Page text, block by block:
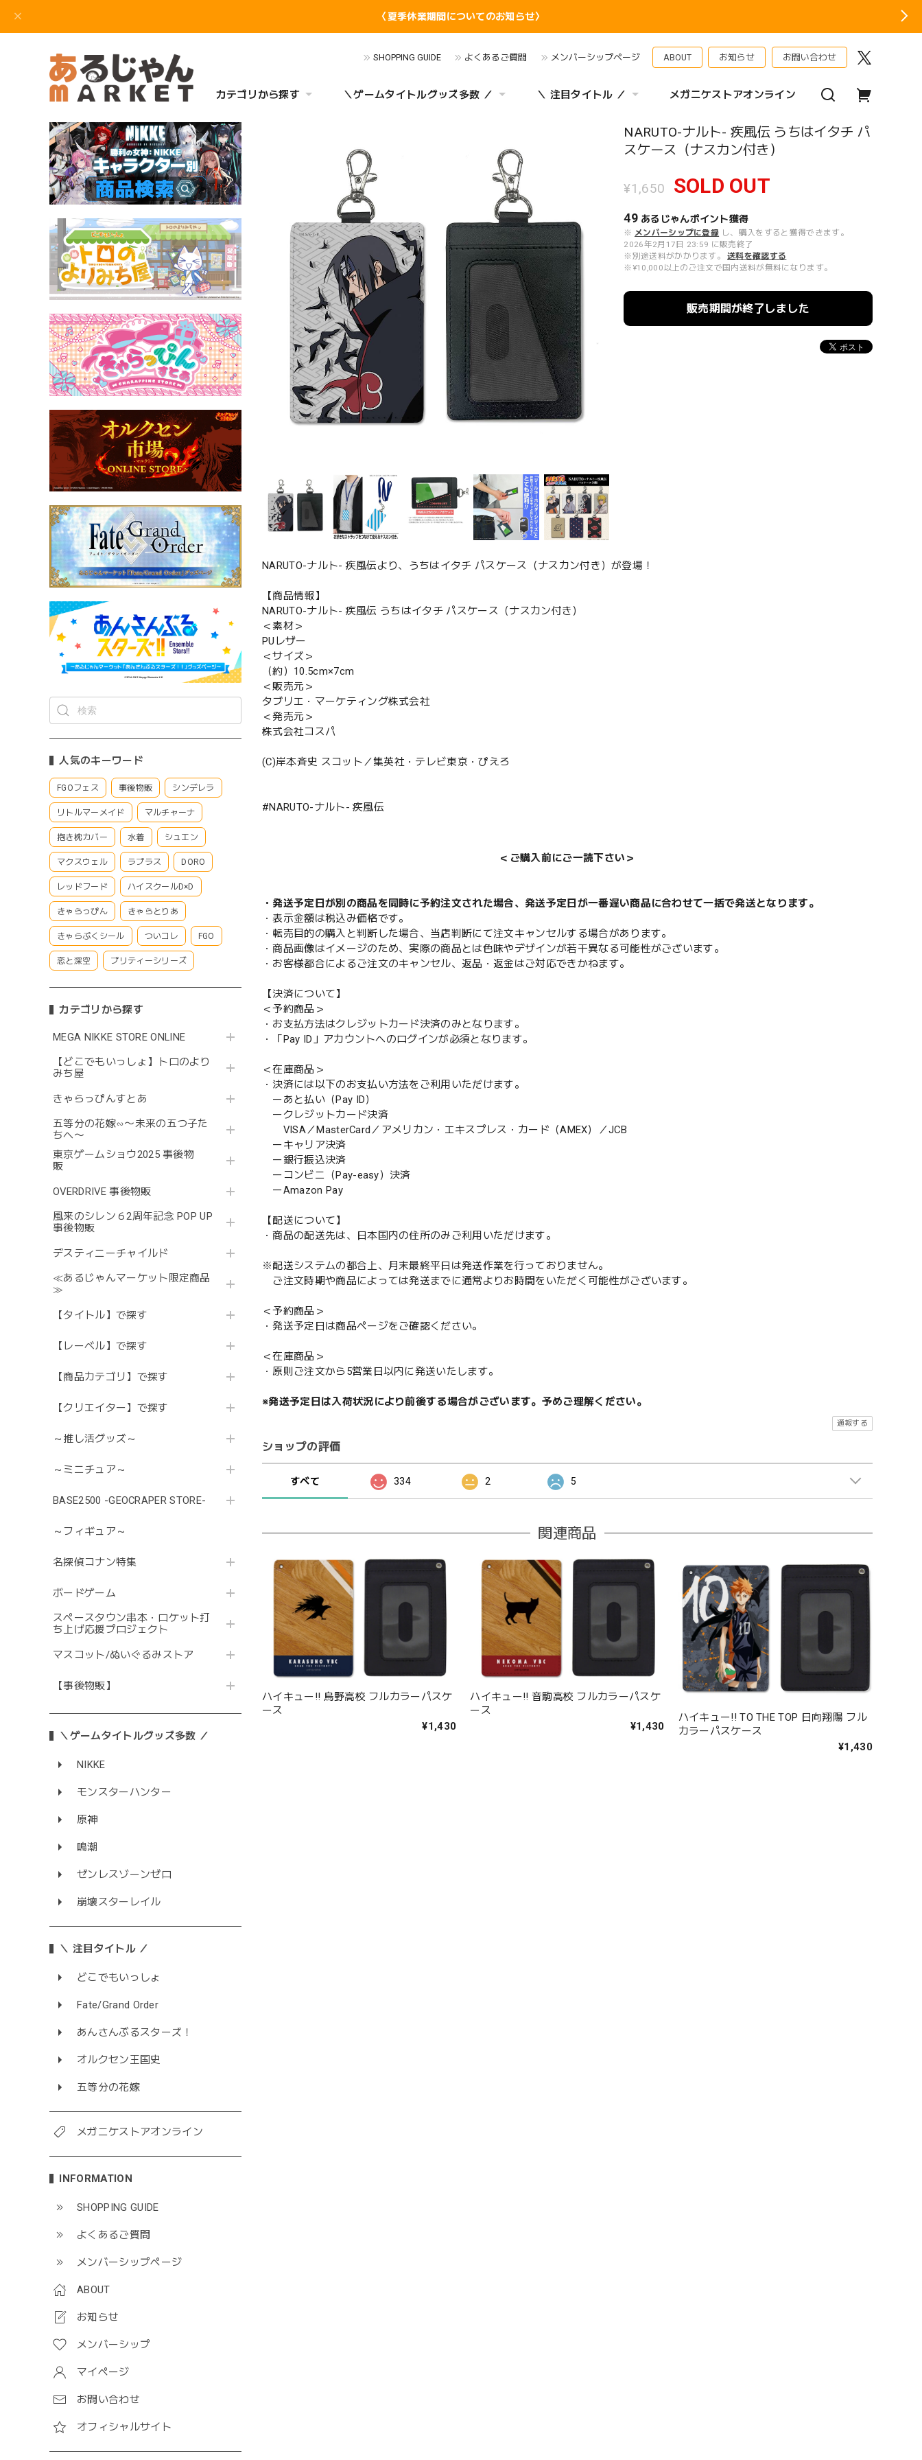
〈夏季休業期間についてのお知らせ〉
SHOPPING GUIDE よくあるご質問 メンバーシップページ ABOUT お知らせ お問い合わせ
カテゴリから探す ＼ゲームタイトルグッズ多数 ／ ＼ 注目タイトル ／ メガニケストアオンライン
人気のキーワード
FGOフェス 事後物販 シンデレラ
リトルマーメイド マルチャーナ
抱き枕カバー 水着 シュエン
マクスウェル ラプラス DORO
レッドフード ハイスクールD×D
きゃらっぴん きゃらとりあ
きゃらぷくシール ついコレ FGO
恋と深空 プリティーシリーズ
カテゴリから探す
MEGA NIKKE STORE ONLINE
【どこでもいっしょ】トロのより
みち屋
きゃらっぴんすとあ
五等分の花嫁∽〜未来の五つ子た
ちへ〜
東京ゲームショウ2025 事後物
販
OVERDRIVE 事後物販
風来のシレン６2周年記念 POP UP
事後物販
デスティニーチャイルド
≪あるじゃんマーケット限定商品
≫
【タイトル】で探す
【レーベル】で探す
【商品カテゴリ】で探す
【クリエイター】で探す
～推し活グッズ～
～ミニチュア～
BASE2500 -GEOCRAPER STORE-
～フィギュア～
名探偵コナン特集
ボードゲーム
スペースタウン串本・ロケット打
ち上げ応援プロジェクト
マスコット/ぬいぐるみストア
【事後物販】
＼ゲームタイトルグッズ多数 ／
NIKKE
モンスターハンター
原神
鳴潮
ゼンレスゾーンゼロ
崩壊スターレイル
＼ 注目タイトル ／
どこでもいっしょ
Fate/Grand Order
あんさんぶるスターズ！
オルクセン王国史
五等分の花嫁
メガニケストアオンライン
INFORMATION
SHOPPING GUIDE
よくあるご質問
メンバーシップページ
ABOUT
お知らせ
メンバーシップ
マイページ
お問い合わせ
オフィシャルサイト
NARUTO-ナルト- 疾風伝 うちはイタチ パ
スケース（ナスカン付き）
¥1,650 SOLD OUT
49 あるじゃんポイント獲得
※ メンバーシップに登録 し、購入をすると獲得できます。
2026年2月17日 23:59 に販売終了
※別途送料がかかります。
送料を確認する
※¥10,000以上のご注文で国内送料が無料になります。
販売期間が終了しました
NARUTO-ナルト- 疾風伝より、うちはイタチ パスケース（ナスカン付き）が登場！
【商品情報】
NARUTO-ナルト- 疾風伝 うちはイタチ パスケース（ナスカン付き）
＜素材＞
PUレザー
＜サイズ＞
（約）10.5cm×7cm
＜販売元＞
タブリエ・マーケティング株式会社
＜発売元＞
株式会社コスパ
(C)岸本斉史 スコット／集英社・テレビ東京・ぴえろ
#NARUTO-ナルト- 疾風伝
＜ご購入前にご一読下さい＞
・発送予定日が別の商品を同時に予約注文された場合、発送予定日が一番遅い商品に合わせて一括で発送となります。
・表示金額は税込み価格です。
・転売目的の購入と判断した場合、当店判断にて注文キャンセルする場合があります。
・商品画像はイメージのため、実際の商品とは色味やデザインが若干異なる可能性がございます。
・お客様都合によるご注文のキャンセル、返品・返金はご対応できかねます。
【決済について】
＜予約商品＞
・お支払方法はクレジットカード決済のみとなります。
・「Pay ID」アカウントへのログインが必須となります。
＜在庫商品＞
・決済には以下のお支払い方法をご利用いただけます。
ーあと払い（Pay ID）
ークレジットカード決済
VISA／MasterCard／アメリカン・エキスプレス・カード（AMEX）／JCB
ーキャリア決済
ー銀行振込決済
ーコンビニ（Pay-easy）決済
ーAmazon Pay
【配送について】
・商品の配送先は、日本国内の住所のみご利用いただけます。
※配送システムの都合上、月末最終平日は発送作業を行っておりません。
ご注文時期や商品によっては発送までに通常よりお時間をいただく可能性がございます。
＜予約商品＞
・発送予定日は商品ページをご確認ください。
＜在庫商品＞
・原則ご注文から5営業日以内に発送いたします。
※発送予定日は入荷状況により前後する場合がございます。予めご理解ください。
通報する
ショップの評価
すべて 334 2 5
関連商品
ハイキュー!! 烏野高校 フルカラーパスケ
ース
¥1,430
ハイキュー!! 音駒高校 フルカラーパスケ
ース
¥1,430
ハイキュー!! TO THE TOP 日向翔陽 フル
カラーパスケース
¥1,430